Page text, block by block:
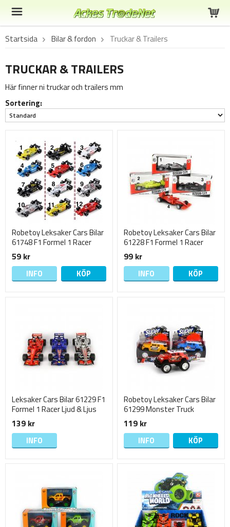
Startsida Bilar & fordon Truckar & Trailers
TRUCKAR & TRAILERS
Här finner ni truckar och trailers mm
Sortering:
Robetoy Leksaker Cars Bilar
61748 F1 Formel 1 Racer
Racerbil 7cm Välj
59 kr
INFO KÖP
Robetoy Leksaker Cars Bilar
61228 F1 Formel 1 Racer
Racerbil 13cm Välj
99 kr
INFO KÖP
Leksaker Cars Bilar 61229 F1
Formel 1 Racer Ljud & Ljus
1:18 20cm
139 kr
INFO
Robetoy Leksaker Cars Bilar
61299 Monster Truck
Climbing 17cm
119 kr
INFO KÖP